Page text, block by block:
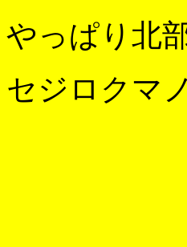
やっぱり北
セジロクマ